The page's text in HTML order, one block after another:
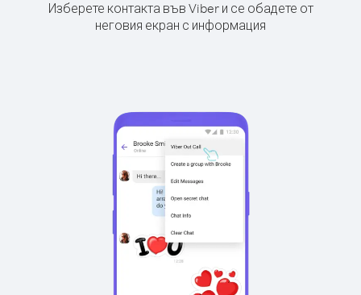
Изберете контакта във Viber и се обадете от
неговия екран с информация